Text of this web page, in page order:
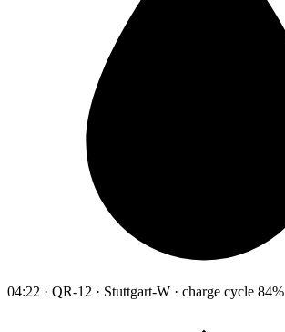
04:22 · QR-12 · Stuttgart-W · charge cycle 84%